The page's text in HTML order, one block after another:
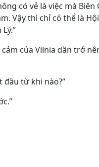
có vẻ là việc mà Biên
Vậy thì chỉ có thể là
của Vilnia dần trở
đầu từ khi nào?”